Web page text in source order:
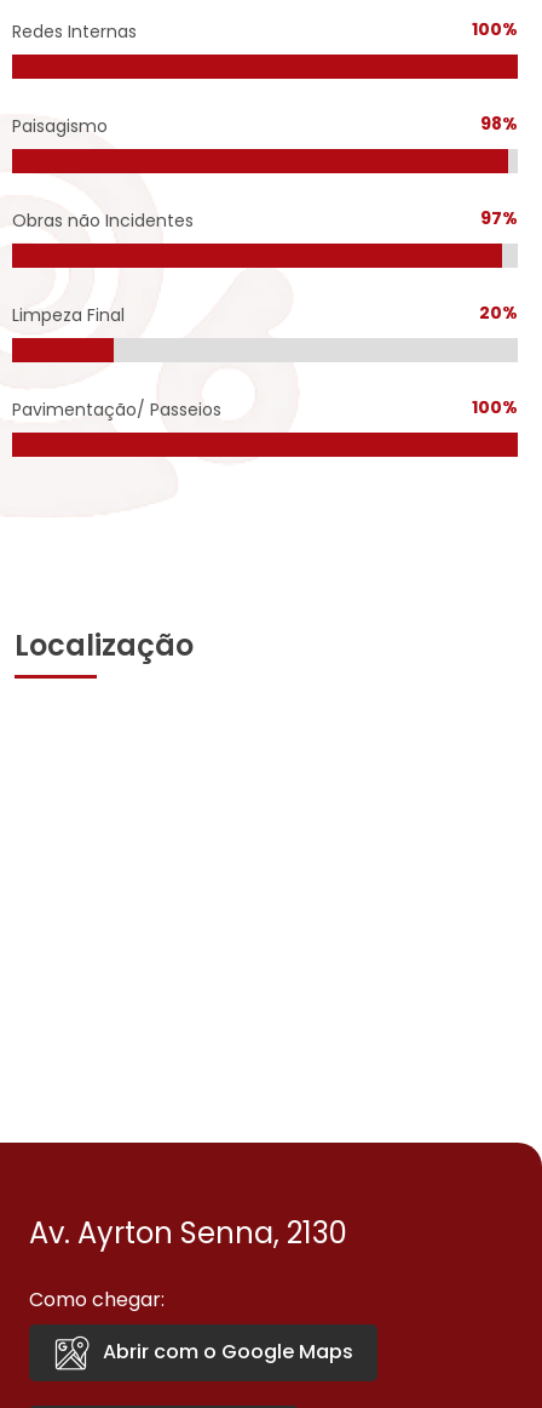
Redes Internas 100%
Paisagismo 98%
Obras não Incidentes 97%
Limpeza Final 20%
Pavimentação/ Passeios 100%
Localização
Av. Ayrton Senna, 2130
Como chegar:
Abrir com o Google Maps